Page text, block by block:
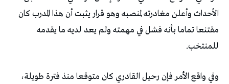
الأحداث وأعلن مغادرته لمنصبه وهو قرار يثبت أن هذا المدرب كان
مقتنعا تماما بأنه فشل في مهمته ولم يعد لديه ما يقدمه
للمنتخب.
وفي واقع الأمر فإن رحيل القادري كان متوقعا منذ فترة طويلة،